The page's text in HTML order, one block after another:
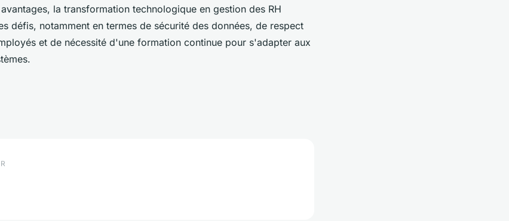
la transformation technologique en gestion des RH
défis, notamment en termes de sécurité des données, de respect
et de nécessité d'une formation continue pour s'adapter aux